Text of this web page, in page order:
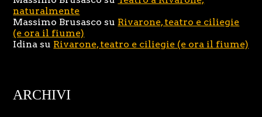
naturalmente
Massimo Brusasco su Rivarone, teatro e ciliegie
(e ora il fiume)
Idina su Rivarone, teatro e ciliegie (e ora il fiume)
ARCHIVI